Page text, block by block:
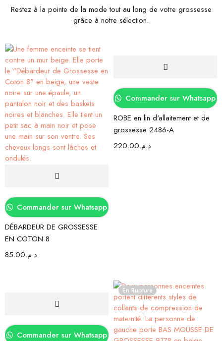
Restez à la pointe de la mode tout au long de votre grossesse
grâce à notre sélection.
Commander sur Whatsapp
DÉBARDEUR DE GROSSESSE
EN COTON 8
د.م.85.00
Commander sur Whatsapp
ROBE en lin d'allaitement et de
grossesse 2486-A
د.م.220.00
Commander sur Whatsapp
En Rupture